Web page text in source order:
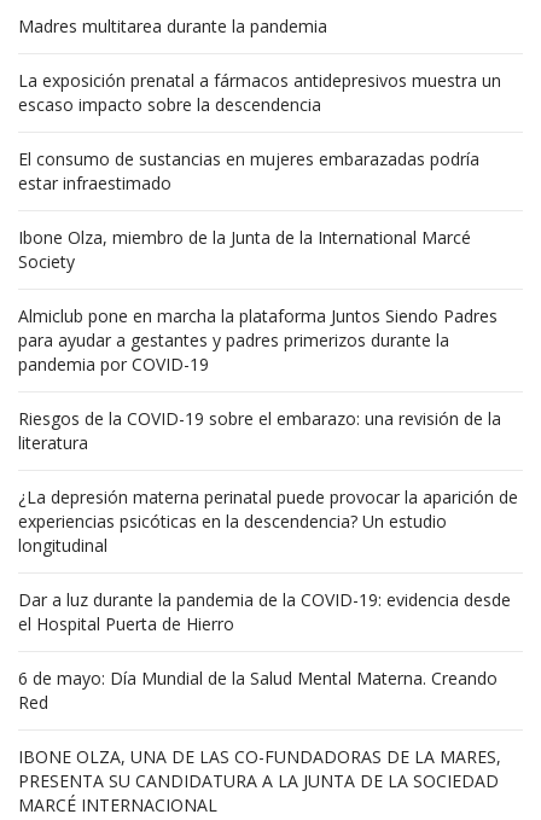
Madres multitarea durante la pandemia
La exposición prenatal a fármacos antidepresivos muestra un
escaso impacto sobre la descendencia
El consumo de sustancias en mujeres embarazadas podría
estar infraestimado
Ibone Olza, miembro de la Junta de la International Marcé
Society
Almiclub pone en marcha la plataforma Juntos Siendo Padres
para ayudar a gestantes y padres primerizos durante la
pandemia por COVID-19
Riesgos de la COVID-19 sobre el embarazo: una revisión de la
literatura
¿La depresión materna perinatal puede provocar la aparición de
experiencias psicóticas en la descendencia? Un estudio
longitudinal
Dar a luz durante la pandemia de la COVID-19: evidencia desde
el Hospital Puerta de Hierro
6 de mayo: Día Mundial de la Salud Mental Materna. Creando
Red
IBONE OLZA, UNA DE LAS CO-FUNDADORAS DE LA MARES,
PRESENTA SU CANDIDATURA A LA JUNTA DE LA SOCIEDAD
MARCÉ INTERNACIONAL